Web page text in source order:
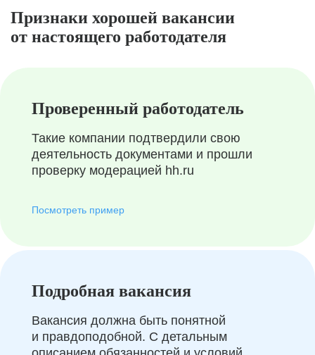
Признаки хорошей вакансии
от настоящего работодателя
Проверенный работодатель
Такие компании подтвердили свою
деятельность документами и прошли
проверку модерацией hh.ru
Посмотреть пример
Подробная вакансия
Вакансия должна быть понятной
и правдоподобной. С детальным